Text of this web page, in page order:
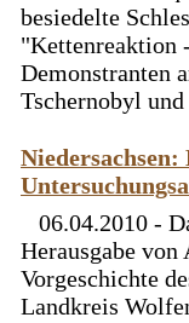
besiedelte
"Kettenreaktion
Demonstranten
Tschernobyl und
06.04.2010 -
Herausgabe
Vorgeschichte
Landkreis